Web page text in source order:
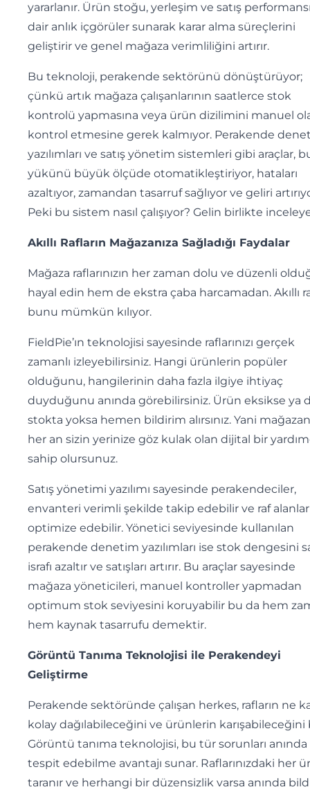
yararlanır. Ürün stoğu, yerleşim ve satış
dair anlık içgörüler sunarak karar alma süreçlerini
geliştirir ve genel mağaza verimliliğini artırır.
Bu teknoloji, perakende sektörünü dönüştürüyor;
çünkü artık mağaza çalışanlarının saatlerce stok
kontrolü yapmasına veya ürün dizilimini manuel
kontrol etmesine gerek kalmıyor. Perakende
yazılımları ve satış yönetim sistemleri gibi araçlar,
yükünü büyük ölçüde otomatikleştiriyor, hataları
azaltıyor, zamandan tasarruf sağlıyor ve geliri
Peki bu sistem nasıl çalışıyor? Gelin birlikte
Akıllı Rafların Mağazanıza Sağladığı Faydalar
Mağaza raflarınızın her zaman dolu ve düzenli
hayal edin hem de ekstra çaba harcamadan. Akıllı
bunu mümkün kılıyor.
FieldPie’ın teknolojisi sayesinde raflarınızı gerçek
zamanlı izleyebilirsiniz. Hangi ürünlerin popüler
olduğunu, hangilerinin daha fazla ilgiye ihtiyaç
duyduğunu anında görebilirsiniz. Ürün eksikse ya
stokta yoksa hemen bildirim alırsınız. Yani
her an sizin yerinize göz kulak olan dijital bir
sahip olursunuz.
Satış yönetimi yazılımı sayesinde perakendeciler,
envanteri verimli şekilde takip edebilir ve raf
optimize edebilir. Yönetici seviyesinde kullanılan
perakende denetim yazılımları ise stok dengesini
israfı azaltır ve satışları artırır. Bu araçlar sayesinde
mağaza yöneticileri, manuel kontroller yapmadan
optimum stok seviyesini koruyabilir bu da hem
hem kaynak tasarrufu demektir.
Görüntü Tanıma Teknolojisi ile Perakendeyi
Geliştirme
Perakende sektöründe çalışan herkes, rafların ne
kolay dağılabileceğini ve ürünlerin karışabileceğini
Görüntü tanıma teknolojisi, bu tür sorunları anında
tespit edebilme avantajı sunar. Raflarınızdaki her
taranır ve herhangi bir düzensizlik varsa anında